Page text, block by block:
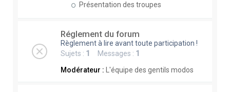
Présentation des troupes
Réglement du forum
Règlement à lire avant toute participation !
Sujets : 1 Messages : 1
Modérateur :
L'équipe des gentils modos